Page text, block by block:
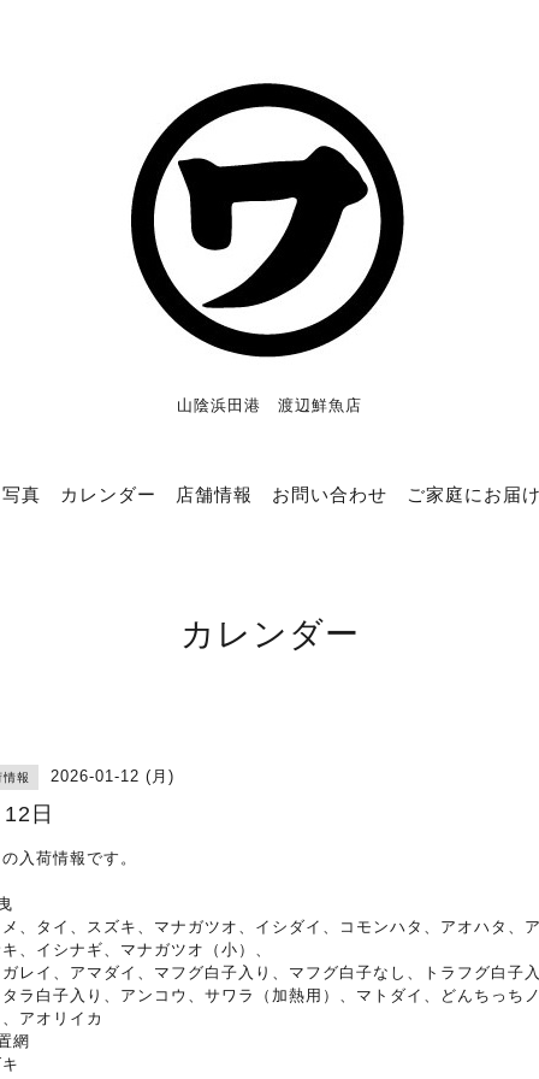
山陰浜田港 渡辺鮮魚店
写真 カレンダー 店舗情報 お問い合わせ ご家庭にお届け
カレンダー
情報 2026-01-12 (月)
日
入荷情報です。
、タイ、スズキ、マナガツオ、イシダイ、コモンハタ、アオハタ、
、イシナギ、マナガツオ（小）、
レイ、アマダイ、マフグ白子入り、マフグ白子なし、トラフグ白子入
ラ白子入り、アンコウ、サワラ（加熱用）、マトダイ、どんちっち
アオリイカ
網